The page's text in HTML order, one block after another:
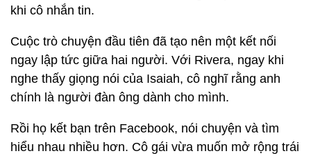
khi cô nhắn tin.
Cuộc trò chuyện đầu tiên đã tạo nên một kết nối
ngay lập tức giữa hai người. Với Rivera, ngay khi
nghe thấy giọng nói của Isaiah, cô nghĩ rằng anh
chính là người đàn ông dành cho mình.
Rồi họ kết bạn trên Facebook, nói chuyện và tìm
hiểu nhau nhiều hơn. Cô gái vừa muốn mở rộng trái